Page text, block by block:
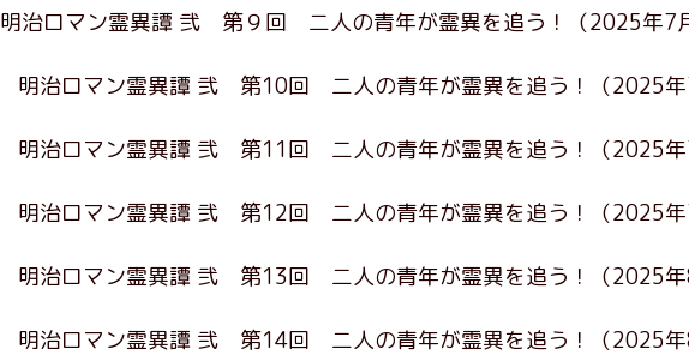
明治ロマン霊異譚 弐 第９回 二人の青年が霊異を追う！ （2025年7
明治ロマン霊異譚 弐 第10回 二人の青年が霊異を追う！ （2025
明治ロマン霊異譚 弐 第11回 二人の青年が霊異を追う！ （2025
明治ロマン霊異譚 弐 第12回 二人の青年が霊異を追う！ （2025
明治ロマン霊異譚 弐 第13回 二人の青年が霊異を追う！ （2025
明治ロマン霊異譚 弐 第14回 二人の青年が霊異を追う！ （2025